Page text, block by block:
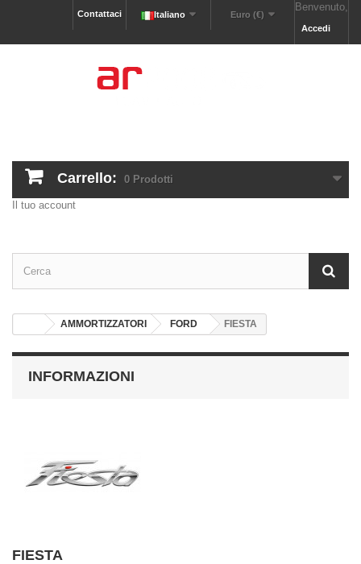
Benvenuto,
Accedi
Euro (€)
Italiano
Contattaci
Carrello: 0 Prodotti
Il tuo account
AMMORTIZZATORI FORD FIESTA
INFORMAZIONI
FIESTA